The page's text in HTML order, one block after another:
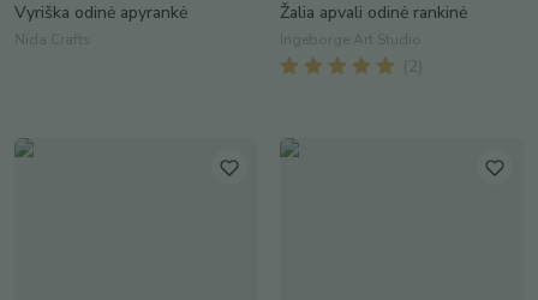
Vyriška odinė apyrankė
Nida Crafts
Žalia apvali odinė rankinė
Ingeborge Art Studio
( 2